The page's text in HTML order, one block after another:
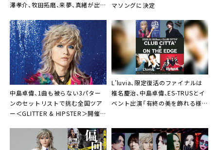
澤孝介、牧田拓磨、来夢、真緒が出演
マソングに決定
中島卓偉、1曲も被らない3パター
ンのセットリストで挑む全国ツア
ー＜GLITTER & HIPSTER＞開催決
L’luvia、限定復活のファイナルは
椎名慶治、中島卓偉、ES-TRUSとイ
ベント出演「有終の美を飾れる様な